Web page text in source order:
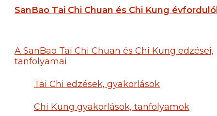
SanBao Tai Chi Chuan és Chi Kung
A SanBao Tai Chi Chuan és Chi Kung edzései,
tanfolyamai
Tai Chi edzések, gyakorlások
Chi Kung gyakorlások, tanfolyamok